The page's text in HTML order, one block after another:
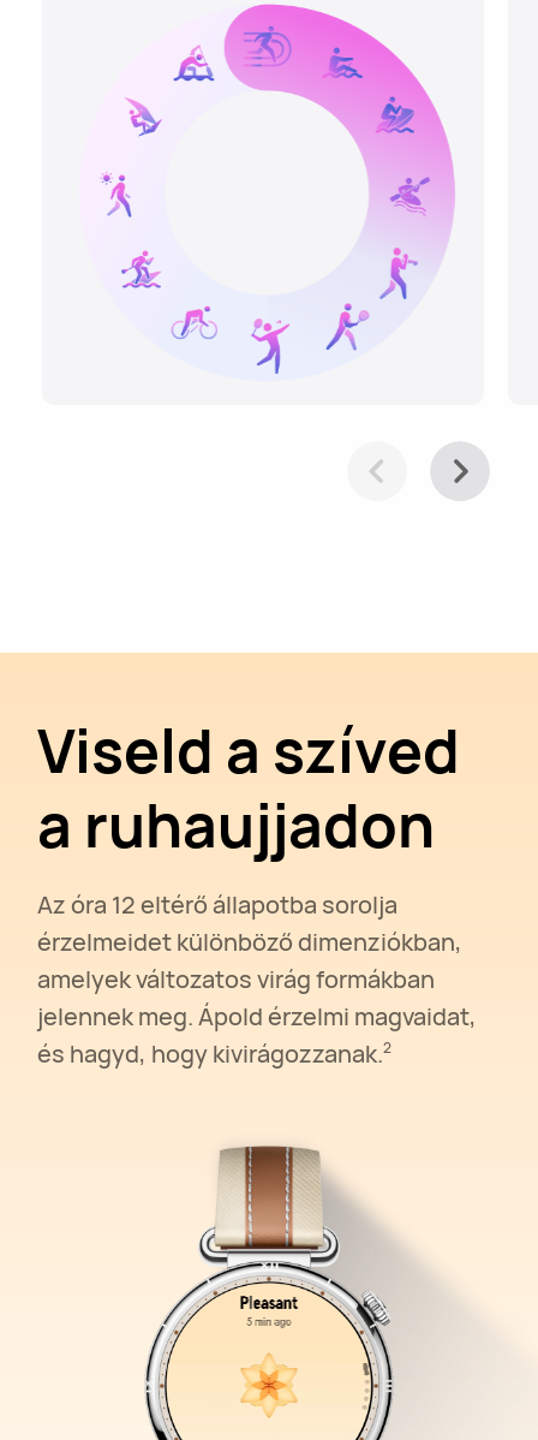
Viseld a szíved
a ruhaujjadon
Az óra 12 eltérő állapotba sorolja
érzelmeidet különböző dimenziókban,
amelyek változatos virág formákban
jelennek meg. Ápold érzelmi magvaidat,
és hagyd, hogy kivirágozzanak.2